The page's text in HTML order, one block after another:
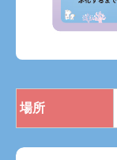
場所